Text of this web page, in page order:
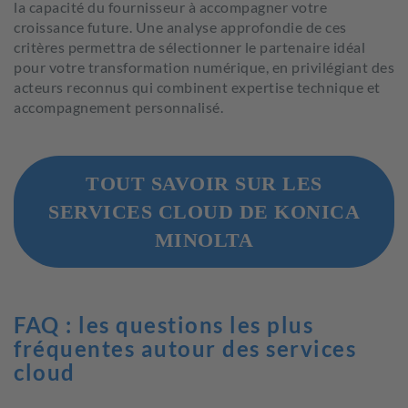
la capacité du fournisseur à accompagner votre
croissance future. Une analyse approfondie de ces
critères permettra de sélectionner le partenaire idéal
pour votre transformation numérique, en privilégiant des
acteurs reconnus qui combinent expertise technique et
accompagnement personnalisé.
TOUT SAVOIR SUR LES
SERVICES CLOUD DE KONICA
MINOLTA
FAQ : les questions les plus
fréquentes autour des services
cloud